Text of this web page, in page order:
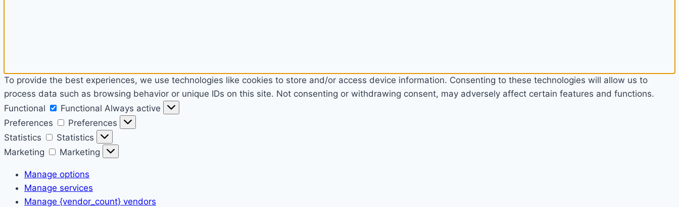
To provide the best experiences, we use technologies like cookies to store and/or access device information. Consenting to these technologies will allow us to
process data such as browsing behavior or unique IDs on this site. Not consenting or withdrawing consent, may adversely affect certain features and functions.
Functional
Functional Always active
Preferences
Preferences
Statistics
Statistics
Marketing
Marketing
Manage options
Manage services
Manage {vendor_count} vendors